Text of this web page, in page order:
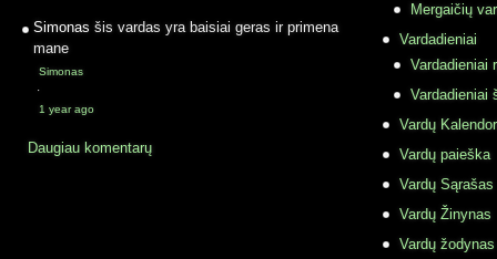
Simonas šis vardas yra baisiai geras ir primena
mane
Simonas
·
1 year ago
Daugiau komentarų
Mergaičių
Vardadieniai
Vardadieniai
Vardadieniai
Vardų
Vardų paieška
Vardų Sąrašas
Vardų Žinynas
Vardų